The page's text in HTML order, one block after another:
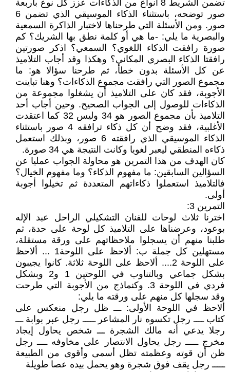
تضمن الشريط 8 أنواع من الذكاءات عزز كل نوع بأربعة
صور توضحه، باستثناء الذكاء الموسيقي الذي تضمن 6
صور. ومن الأسئلة التي طرحناها لاختبار الذاكرة السمعية
والبصرية ما يلي: -ما هي أو كلمة نطق بها الشريك؟ كم
صورة رافقت الذكاء اللغوي؟ السمعي؟ اذكر صورتين
رافقتا الذكاء البصري المكاني؟ وهكذا وقد أجاب التلاميذ
عن كل الأسئلة بدون خطأ، ثم طرحنا سؤالا هو: ما
مجموع الصور التي رافقت مجموع الذكاءات؟ وهنا تباينت
الأجوبة، فقد كان على التلاميذ أن يشغلوا مجموعة من
الذكاءات للوصول إلى الجواب الصحيح. وحين أجاب أحد
التلاميذ بأن مجموع الصور هو 34 وليس 32 كما اعتقدت
الأغلبية، فقد وضح أن كل ذكاء ترافقه 4 صور باستثناء
الذكاء الموسيقي الذي رافقته 6 صور، وبذلك استعمل
ذكاءه المنطقي ليعبر لغويا وكانت النتيجة هي 34 صورة.
كان الهدف من هذا التمرين هو محاولة الجواب عمليا عن
السؤالين السابقين: ما مفهوم الذكاء؟ وما مفهوم الخيال؟
فالتلاميذ استعملوا ذكاءاتهم المتعددة ثم تخيلوا أجوبة
أولى.
التمرين 3:
اخترنا ثلاث لوحات للفنان التشكيلي الراحل عبد الإله
بوعود، وعرضناها على التلاميذ كل لوحة على حدة، ثم
طلبنا منهم أن يسجلوا ملاحظاتهم على ورقة مستقلة،
مستهلين كل جملة ب: ألاحظ على اللوحة1 ... ألاحظ
على اللوحة 2.... ألاحظ على اللوحة ثلاثة. كانوا يجيبون
بشكل جماعي وبالتناوب في اللوحتين 1 و2 وبشكل
فردي في اللوحة 3. وكنماذج من الأجوبة التي طرحت
وقد سجلها كل منهم على ورقته ما يلي:
ألاحظ في اللوحة الأولى: ـــ ظل رجل منعكس على
كتاب ــــ رجل تكسوه نار المشاعر ـــــ رجل عبر بوابة ـــ
رجلا يدعي أنه مالك الشجرة ـــ شخص يحاول إيجاد
مخرج ـــــ رجل يحاول الانتصار على مخاوفه ــــ رجل
ظن أن قوته وعظمته تظل أسمى وأقوى من الطبيعة
ـــــ رجل يقف فوق شجرة وهو يحمل بيده عصا طويلة